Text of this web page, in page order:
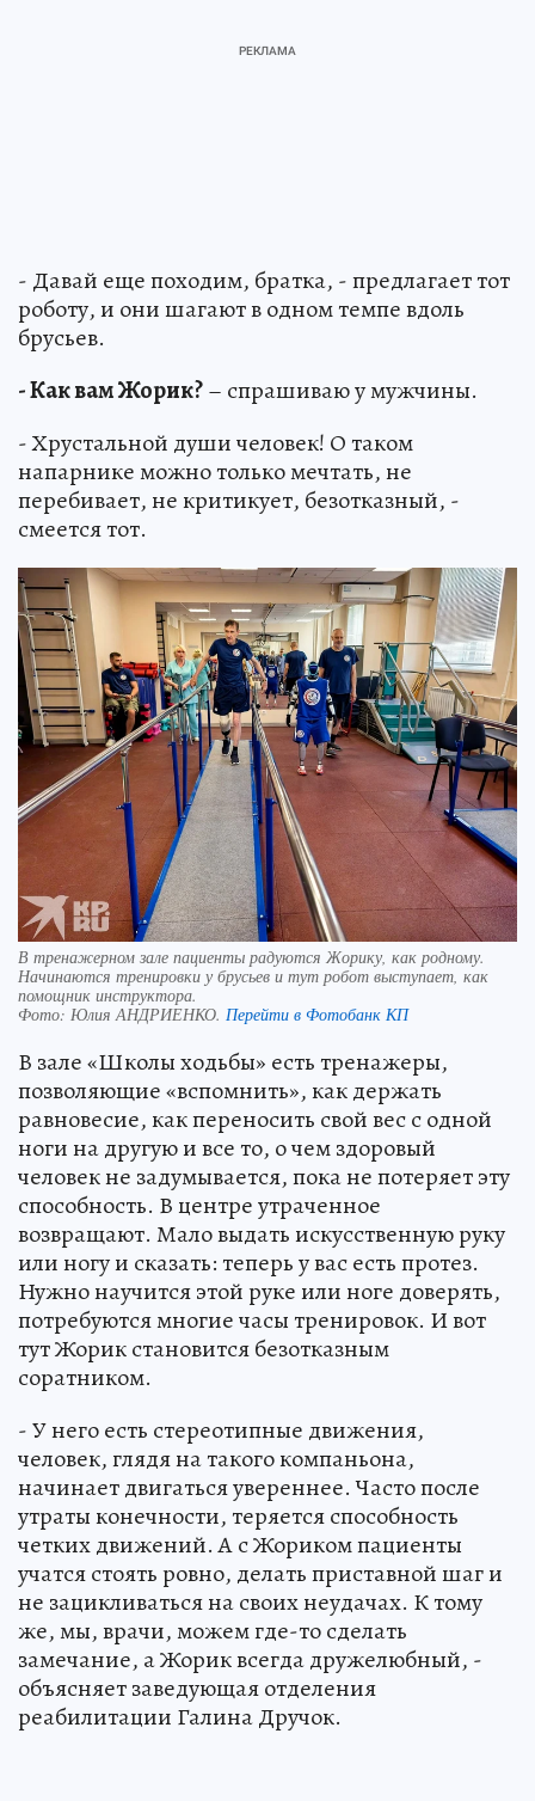
- Давай еще походим, братка, - предлагает тот
роботу, и они шагают в одном темпе вдоль
брусьев.
- Как вам Жорик?– спрашиваю у мужчины.
- Хрустальной души человек! О таком
напарнике можно только мечтать, не
перебивает, не критикует, безотказный, -
смеется тот.
В тренажерном зале пациенты радуются Жорику, как родному.
Начинаются тренировки у брусьев и тут робот выступает, как
помощник инструктора.
Фото: Юлия АНДРИЕНКО. Перейти в Фотобанк КП
В зале «Школы ходьбы» есть тренажеры,
позволяющие «вспомнить», как держать
равновесие, как переносить свой вес с одной
ноги на другую и все то, о чем здоровый
человек не задумывается, пока не потеряет эту
способность. В центре утраченное
возвращают. Мало выдать искусственную руку
или ногу и сказать: теперь у вас есть протез.
Нужно научится этой руке или ноге доверять,
потребуются многие часы тренировок. И вот
тут Жорик становится безотказным
соратником.
- У него есть стереотипные движения,
человек, глядя на такого компаньона,
начинает двигаться увереннее. Часто после
утраты конечности, теряется способность
четких движений. А с Жориком пациенты
учатся стоять ровно, делать приставной шаг и
не зацикливаться на своих неудачах. К тому
же, мы, врачи, можем где-то сделать
замечание, а Жорик всегда дружелюбный, -
объясняет заведующая отделения
реабилитации Галина Дручок.